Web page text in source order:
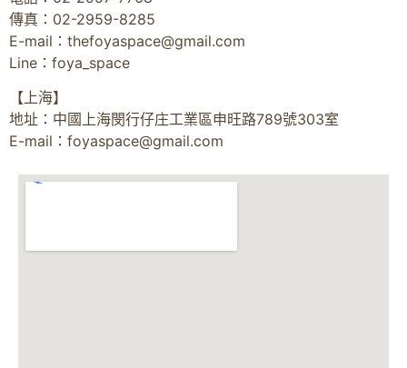
傳真：02-2959-8285
E-mail： thefoyaspace@gmail.com
Line：foya_space
【上海】
地址：中國上海閔行仔庄工業區申旺路789號303室
E-mail： foyaspace@gmail.com